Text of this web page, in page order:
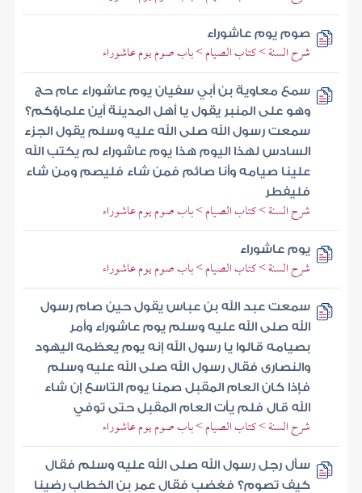
صوم يوم عاشوراء
شرح السنة > كتاب الصيام > باب صوم يوم عاشوراء
سمع معاوية بن أبي سفيان يوم عاشوراء عام حج
وهو على المنبر يقول يا أهل المدينة أين علماؤكم؟
سمعت رسول الله صلى الله عليه وسلم يقول الجزء
السادس لهذا اليوم هذا يوم عاشوراء لم يكتب الله
علينا صيامه وأنا صائم فمن شاء فليصم ومن شاء
فليفطر
شرح السنة > كتاب الصيام > باب صوم يوم عاشوراء
يوم عاشوراء
شرح السنة > كتاب الصيام > باب صوم يوم عاشوراء
سمعت عبد الله بن عباس يقول حين صام رسول
الله صلى الله عليه وسلم يوم عاشوراء وأمر
بصيامه قالوا يا رسول الله إنه يوم يعظمه اليهود
والنصارى فقال رسول الله صلى الله عليه وسلم
فإذا كان العام المقبل صمنا يوم التاسع إن شاء
الله قال فلم يأت العام المقبل حتى توفي
شرح السنة > كتاب الصيام > باب صوم يوم عاشوراء
سأل رجل رسول الله صلى الله عليه وسلم فقال
كيف تصوم؟ فغضب فقال عمر بن الخطاب رضينا